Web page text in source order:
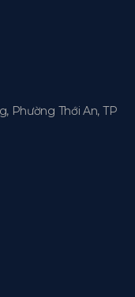
Phường Thới An, TP